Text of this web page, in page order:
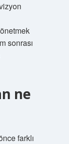
sonrası
ne
farklı